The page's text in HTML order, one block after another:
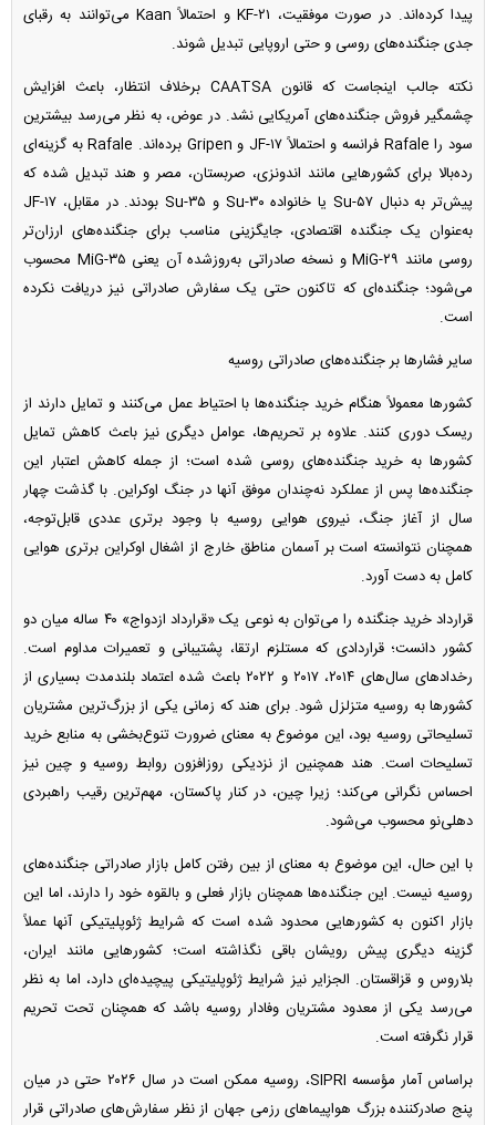
پیدا کرده‌اند. در صورت موفقیت، KF-۲۱ و احتمالاً Kaan می‌توانند به رقبای
جدی جنگنده‌های روسی و حتی اروپایی تبدیل شوند.
نکته جالب اینجاست که قانون CAATSA برخلاف انتظار، باعث افزایش
چشمگیر فروش جنگنده‌های آمریکایی نشد. در عوض، به نظر می‌رسد بیشترین
سود را Rafale فرانسه و احتمالاً JF-۱۷ و Gripen برده‌اند. Rafale به گزینه‌ای
رده‌بالا برای کشور‌هایی مانند اندونزی، صربستان، مصر و هند تبدیل شده که
پیش‌تر به دنبال Su-۵۷ یا خانواده Su-۳۰ و Su-۳۵ بودند. در مقابل، JF-۱۷
به‌عنوان یک جنگنده اقتصادی، جایگزینی مناسب برای جنگنده‌های ارزان‌تر
روسی مانند MiG-۲۹ و نسخه صادراتی به‌روزشده آن یعنی MiG-۳۵ محسوب
می‌شود؛ جنگنده‌ای که تاکنون حتی یک سفارش صادراتی نیز دریافت نکرده
است.
سایر فشار‌ها بر جنگنده‌های صادراتی روسیه
کشور‌ها معمولاً هنگام خرید جنگنده‌ها با احتیاط عمل می‌کنند و تمایل دارند از
ریسک دوری کنند. علاوه بر تحریم‌ها، عوامل دیگری نیز باعث کاهش تمایل
کشور‌ها به خرید جنگنده‌های روسی شده است؛ از جمله کاهش اعتبار این
جنگنده‌ها پس از عملکرد نه‌چندان موفق آنها در جنگ اوکراین. با گذشت چهار
سال از آغاز جنگ، نیروی هوایی روسیه با وجود برتری عددی قابل‌توجه،
همچنان نتوانسته است بر آسمان مناطق خارج از اشغال اوکراین برتری هوایی
کامل به دست آورد.
قرارداد خرید جنگنده را می‌توان به نوعی یک «قرارداد ازدواج» ۴۰ ساله میان دو
کشور دانست؛ قراردادی که مستلزم ارتقا، پشتیبانی و تعمیرات مداوم است.
رخداد‌های سال‌های ۲۰۱۴، ۲۰۱۷ و ۲۰۲۲ باعث شده اعتماد بلندمدت بسیاری از
کشور‌ها به روسیه متزلزل شود. برای هند که زمانی یکی از بزرگ‌ترین مشتریان
تسلیحاتی روسیه بود، این موضوع به معنای ضرورت تنوع‌بخشی به منابع خرید
تسلیحات است. هند همچنین از نزدیکی روزافزون روابط روسیه و چین نیز
احساس نگرانی می‌کند؛ زیرا چین، در کنار پاکستان، مهم‌ترین رقیب راهبردی
دهلی‌نو محسوب می‌شود.
با این حال، این موضوع به معنای از بین رفتن کامل بازار صادراتی جنگنده‌های
روسیه نیست. این جنگنده‌ها همچنان بازار فعلی و بالقوه خود را دارند، اما این
بازار اکنون به کشور‌هایی محدود شده است که شرایط ژئوپلیتیکی آنها عملاً
گزینه دیگری پیش رویشان باقی نگذاشته است؛ کشور‌هایی مانند ایران،
بلاروس و قزاقستان. الجزایر نیز شرایط ژئوپلیتیکی پیچیده‌ای دارد، اما به نظر
می‌رسد یکی از معدود مشتریان وفادار روسیه باشد که همچنان تحت تحریم
قرار نگرفته است.
براساس آمار مؤسسه SIPRI، روسیه ممکن است در سال ۲۰۲۶ حتی در میان
پنج صادرکننده بزرگ هواپیما‌های رزمی جهان از نظر سفارش‌های صادراتی قرار